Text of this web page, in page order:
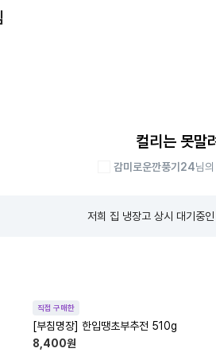
컬리는 못말
감미로운깐풍기24님
저희 집 냉장고 상시 대기중인
직접 구매한
[부침명장] 한입땡초부추전 510g
8,400원